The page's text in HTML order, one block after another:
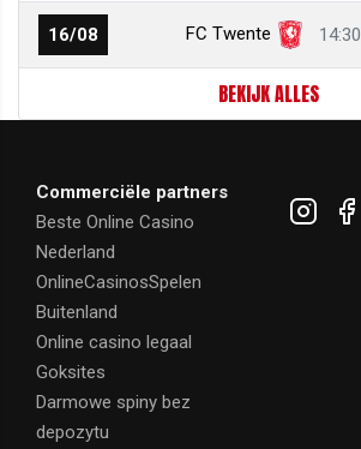
16/08 FC Twente 14:30
BEKIJK ALLES
Commerciële partners
Beste Online Casino
Nederland
OnlineCasinosSpelen
Buitenland
Online casino legaal
Goksites
Darmowe spiny bez
depozytu